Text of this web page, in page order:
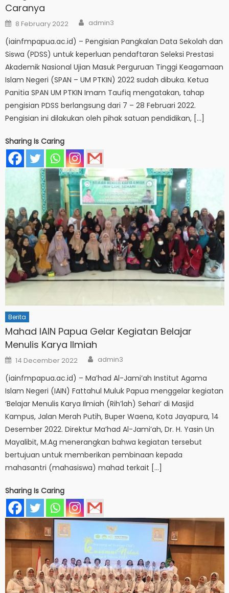
Caranya
Posted
on
8 February 2022 Author
admin3
(iainfmpapua.ac.id) – Pengisian Pangkalan Data Sekolah dan
Siswa (PDSS) untuk keperluan pendaftaran Seleksi Prestasi
Akademik Nasional Ujian Masuk Perguruan Tinggi Keagamaan
Islam Negeri (SPAN – UM PTKIN) 2022 sudah dibuka. Ketua
Panitia SPAN UM PTKIN Imam Taufiq mengatakan, tahap
pengisian PDSS berlangsung dari 7 – 28 Februari 2022.
Pengisian ini dilakukan oleh pihak satuan pendidikan, […]
Sharing Is Caring
Berita
Mahad IAIN Papua Gelar Kegiatan Belajar
Menulis Karya Ilmiah
Posted
on
14 December 2022 Author
admin3
(iainfmpapua.ac.id) – Ma’had Al-Jami’ah Institut Agama
Islam Negeri (IAIN) Fattahul Muluk Papua menggelar kegiatan
‘Belajar Menulis Karya Ilmiah (Rih’lah) Sehari’ di Masjid
Kampus, Jalan Merah Putih, Buper Waena, Kota Jayapura, 14
Desember 2022. Direktur Ma’had Al-Jami’ah, Dr. H. Yasin Un
Mayalibit, M.Ag menerangkan bahwa kegiatan tersebut
bertujuan untuk memberikan pembinaan kepada
mahasantri (mahasiswa) mahad terkait […]
Sharing Is Caring